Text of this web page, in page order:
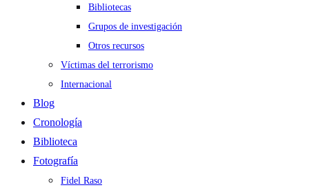
Bibliotecas
Grupos de investigación
Otros recursos
Víctimas del terrorismo
Internacional
Blog
Cronología
Biblioteca
Fotografía
Fidel Raso